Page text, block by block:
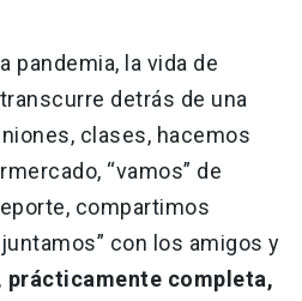
pandemia, la vida de
detrás de una
clases, hacemos
“vamos” de
compartimos
con los amigos y
prácticamente completa,